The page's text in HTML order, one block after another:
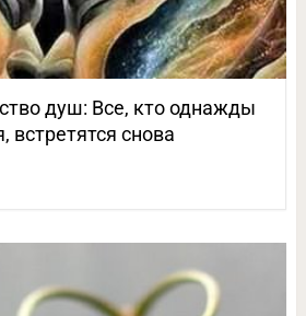
душ: Все, кто однажды
встретятся снова